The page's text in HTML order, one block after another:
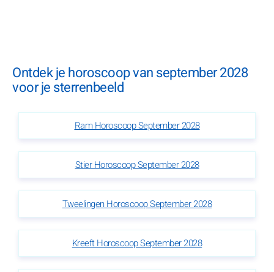
Ontdek je horoscoop van september 2028
voor je sterrenbeeld
Ram Horoscoop September 2028
Stier Horoscoop September 2028
Tweelingen Horoscoop September 2028
Kreeft Horoscoop September 2028